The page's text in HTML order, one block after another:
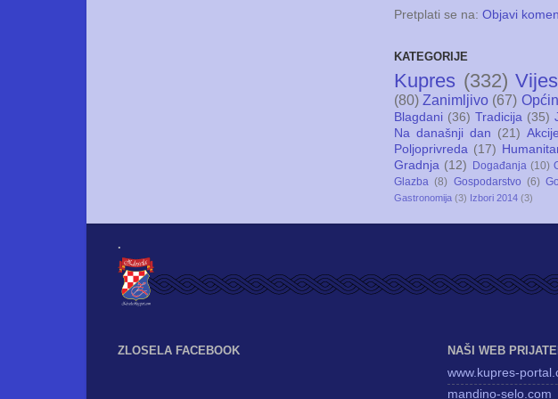
Pretplati se na: Objavi
KATEGORIJE
Kupres (332)
(80) Zanimljivo (67)
Blagdani (36) Tradicija (35)
Na današnji dan (21) Akcije
Poljoprivreda (17)
Gradnja (12) Događanja (10)
Glazba (8) Gospodarstvo (6)
Gastronomija (3) Izbori 2014 (3)
.
ZLOSELA FACEBOOK
NAŠI WEB
www.kupres-
mandino-selo.com